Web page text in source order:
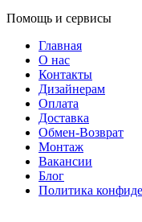
Помощь и сервисы
Главная
О нас
Контакты
Дизайнерам
Оплата
Доставка
Обмен-Возврат
Монтаж
Вакансии
Блог
Политика